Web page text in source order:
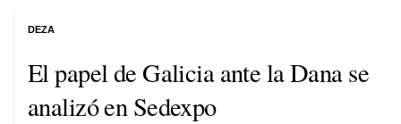
El papel de Galicia ante la Dana se
analizó en Sedexpo
DEZA